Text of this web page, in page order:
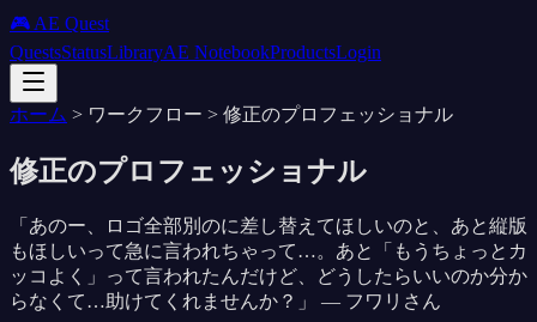
🎮 AE Quest
QuestsStatusLibraryAE NotebookProductsLogin
ホーム > ワークフロー > 修正のプロフェッショナル
修正のプロフェッショナル
「 あのー、ロゴ全部別のに差し替えてほしいのと、あと縦版
もほしいって急に言われちゃって…。あと「もうちょっとカ
ッコよく」って言われたんだけど、どうしたらいいのか分か
らなくて…助けてくれませんか？ 」 — フワリさん